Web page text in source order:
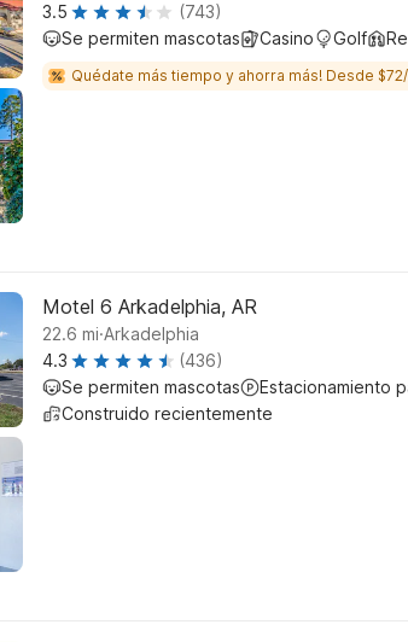
3.5
(743)
Se permiten mascotas
Casino Golf
Quédate más tiempo y ahorra más! Desde
Motel 6 Arkadelphia, AR
22.6 mi.Arkadelphia
4.3
(436)
Se permiten mascotas
Estacionamiento
Construido recientemente